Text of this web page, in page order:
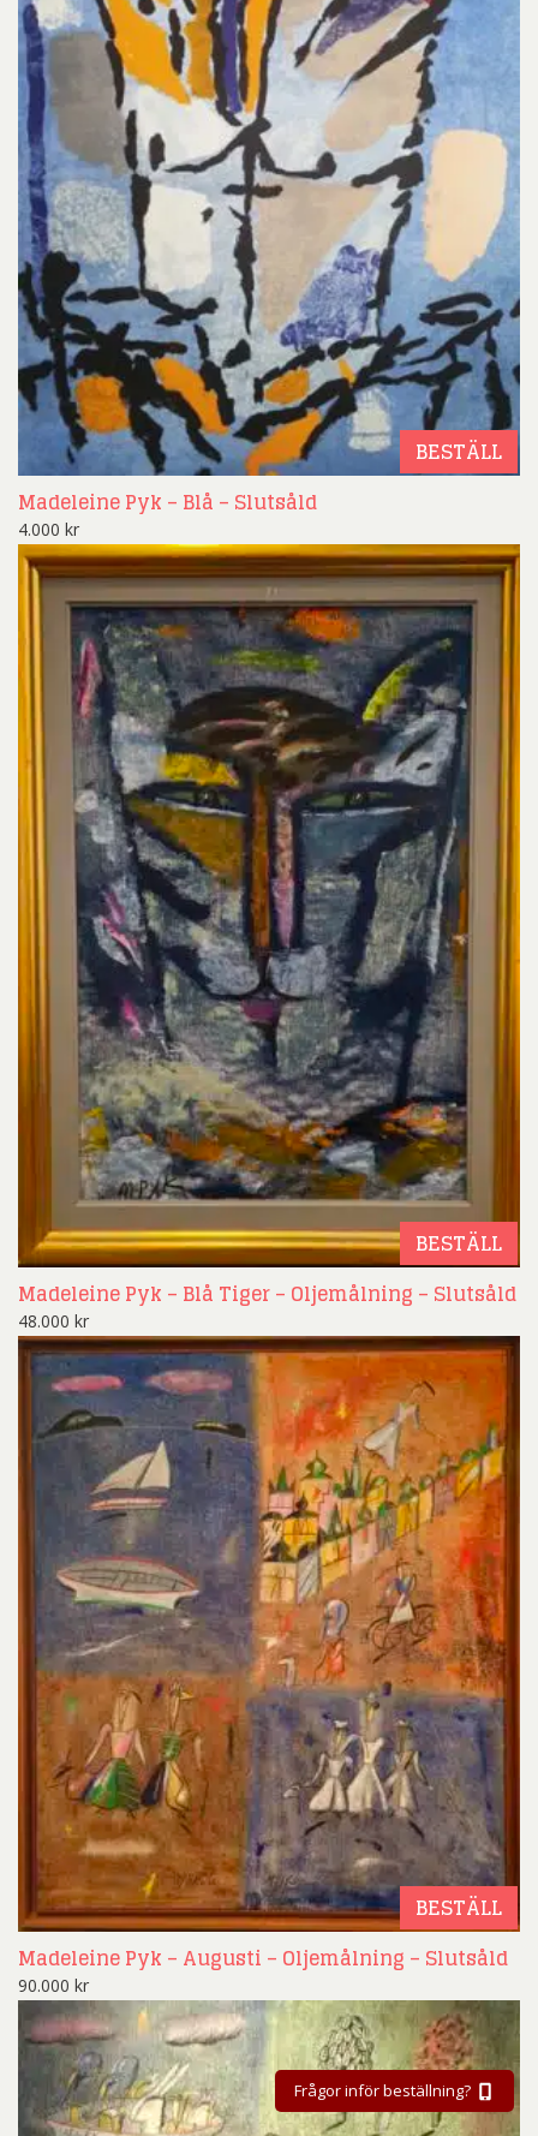
BESTÄLL
Madeleine Pyk – Blå – Slutsåld
4.000 kr
BESTÄLL
Madeleine Pyk – Blå Tiger – Oljemålning – Slutsåld
48.000 kr
BESTÄLL
Madeleine Pyk – Augusti – Oljemålning – Slutsåld
90.000 kr
Frågor inför beställning?